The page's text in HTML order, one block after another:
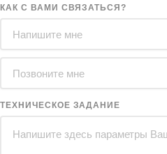
КАК С ВАМИ СВЯЗАТЬСЯ?
ТЕХНИЧЕСКОЕ ЗАДАНИЕ